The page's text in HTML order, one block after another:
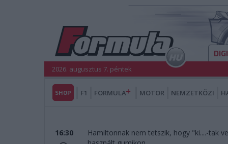
2026. augusztus 7. péntek
SHOP F1 FORMULA MOTOR NEMZETKÖZI
16:30
Hamiltonnak nem tetszik, hogy "ki....-tak